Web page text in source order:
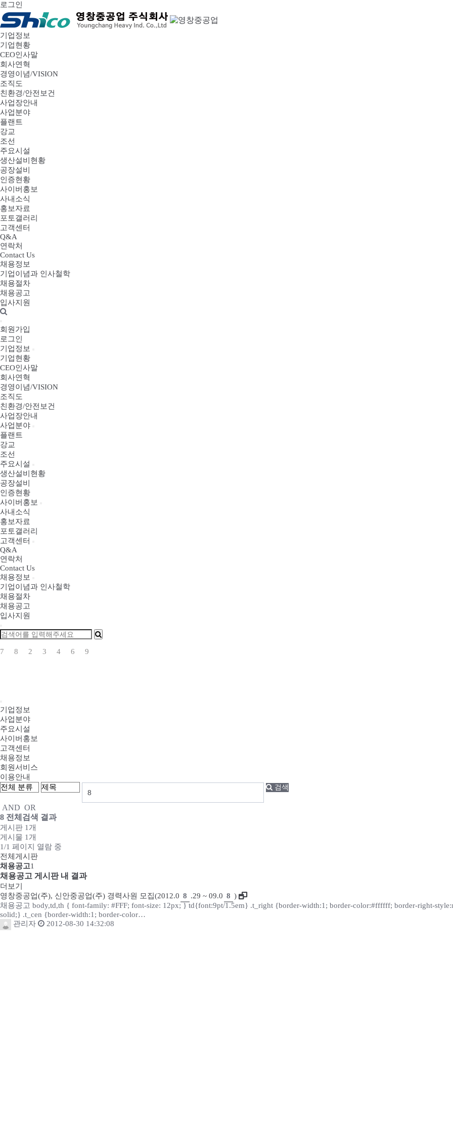
로그인
기업정보
기업현황
CEO인사말
회사연혁
경영이념/VISION
조직도
친환경/안전보건
사업장안내
사업분야
플랜트
강교
조선
주요시설
생산설비현황
공장설비
인증현황
사이버홍보
사내소식
홍보자료
포토갤러리
고객센터
Q&A
연락처
Contact Us
채용정보
기업이념과 인사철학
채용절차
채용공고
입사지원
회원가입
로그인
기업정보
기업현황
CEO인사말
회사연혁
경영이념/VISION
조직도
친환경/안전보건
사업장안내
사업분야
플랜트
강교
조선
주요시설
생산설비현황
공장설비
인증현황
사이버홍보
사내소식
홍보자료
포토갤러리
고객센터
Q&A
연락처
Contact Us
채용정보
기업이념과 인사철학
채용절차
채용공고
입사지원
7 8 2 3 4 6 9
기업정보
사업분야
주요시설
사이버홍보
고객센터
채용정보
회원서비스
이용안내
검색
AND OR
8 전체검색 결과
게시판 1개
게시물 1개
1/1 페이지 열람 중
전체게시판
채용공고1
채용공고 게시판 내 결과
더보기
영창중공업(주), 신안중공업(주) 경력사원 모집(2012.0 8 .29 ~ 09.0 8 )
채용공고 body,td,th { font-family: #FFF; font-size: 12px; } td{font:9pt/1.5em} .t_right {border-width:1; border-color:#ffffff; border-right-
solid;} .t_cen {border-width:1; border-color…
관리자
2012-08-30 14:32:08